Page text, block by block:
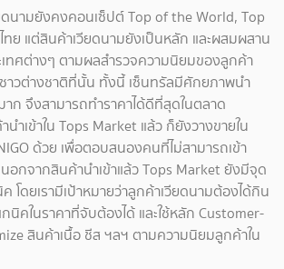
นามยังคงคอนเซ็ปต์ Top of the World, Top
ทย แต่สินค้าเวียดนามยังเป็นหลัก และผสมผสาน
เทศต่างๆ ตามผลสำรวจความนิยมของลูกค้า
ชาวต่างชาติที่นั้น ทั้งนี้ เซ็นทรัลมีศักยภาพนำ
าก จึงสามารถทำราคาได้ดีที่สุดในตลาด
ำเข้าใน Tops Market แล้ว ก็ยังวางขายใน
ด้วย เพื่อตอบสนองคนที่ไม่สามารถเข้า
อกจากสินค้านำเข้าแล้ว Tops Market ยังมีจุด
โดยเรามีเป้าหมายว่าลูกค้าเวียดนามต้องได้กิน
นิคในราคาที่จับต้องได้ และใช้หลัก Customer-
สินค้าเนื้อ ชีส ฯลฯ ตามความนิยมลูกค้าใน